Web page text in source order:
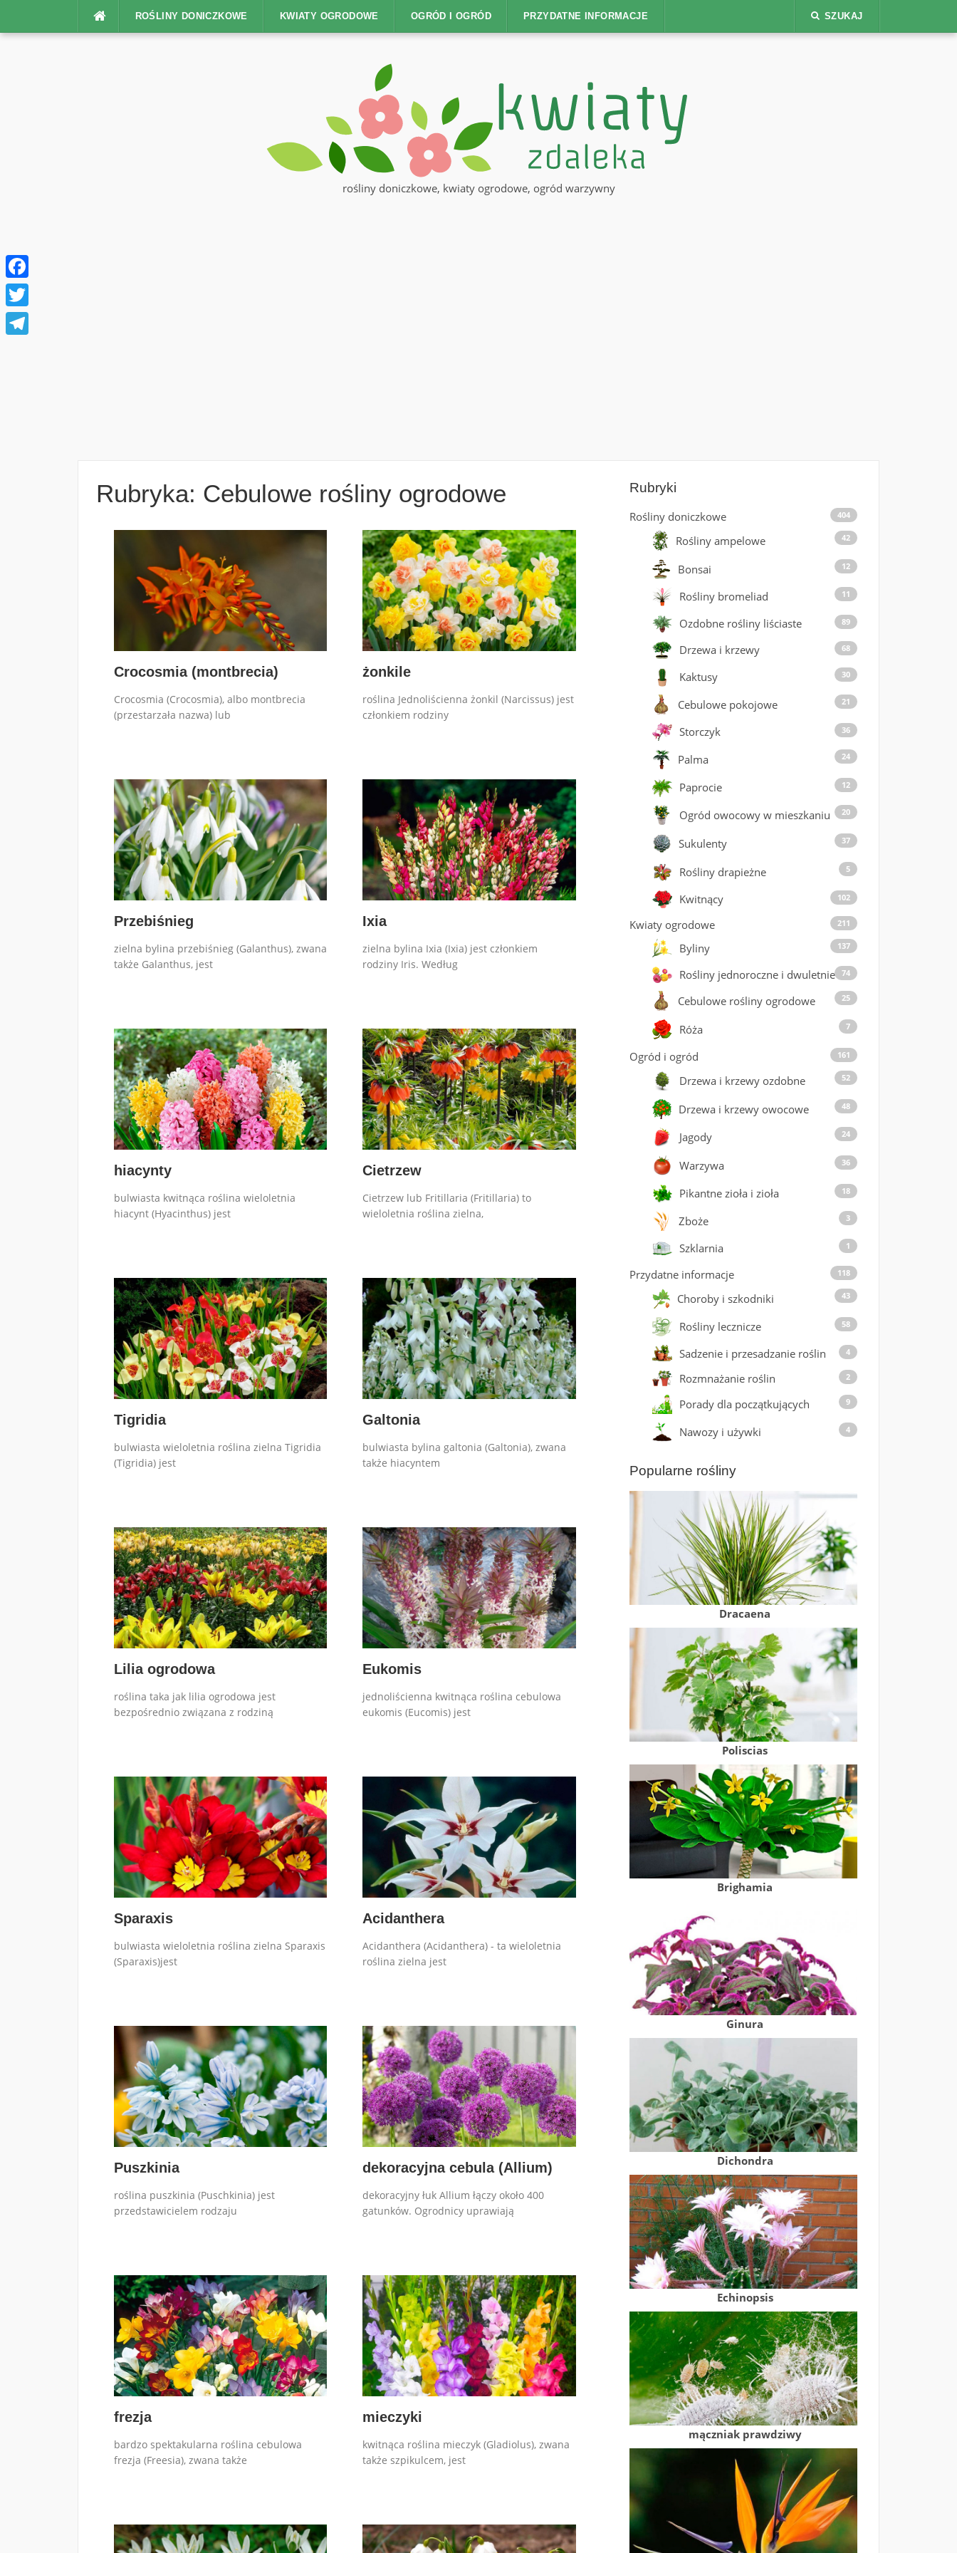
ROŚLINY DONICZKOWE KWIATY OGRODOWE OGRÓD I OGRÓD PRZYDATNE INFORMACJE SZUKAJ
rośliny doniczkowe, kwiaty ogrodowe, ogród warzywny
Rubryka: Cebulowe rośliny ogrodowe
Crocosmia (montbrecia)
Crocosmia (Crocosmia), albo montbrecia
(przestarzała nazwa) lub
żonkile
roślina Jednoliścienna żonkil (Narcissus) jest
członkiem rodziny
Przebiśnieg
zielna bylina przebiśnieg (Galanthus), zwana
także Galanthus, jest
Ixia
zielna bylina Ixia (Ixia) jest członkiem
rodziny Iris. Według
hiacynty
bulwiasta kwitnąca roślina wieloletnia
hiacynt (Hyacinthus) jest
Cietrzew
Cietrzew lub Fritillaria (Fritillaria) to
wieloletnia roślina zielna,
Tigridia
bulwiasta wieloletnia roślina zielna Tigridia
(Tigridia) jest
Galtonia
bulwiasta bylina galtonia (Galtonia), zwana
także hiacyntem
Lilia ogrodowa
roślina taka jak lilia ogrodowa jest
bezpośrednio związana z rodziną
Eukomis
jednoliścienna kwitnąca roślina cebulowa
eukomis (Eucomis) jest
Sparaxis
bulwiasta wieloletnia roślina zielna Sparaxis
(Sparaxis)jest
Acidanthera
Acidanthera (Acidanthera) - ta wieloletnia
roślina zielna jest
Puszkinia
roślina puszkinia (Puschkinia) jest
przedstawicielem rodzaju
dekoracyjna cebula (Allium)
dekoracyjny łuk Allium łączy około 400
gatunków. Ogrodnicy uprawiają
frezja
bardzo spektakularna roślina cebulowa
frezja (Freesia), zwana także
mieczyki
kwitnąca roślina mieczyk (Gladiolus), zwana
także szpikulcem, jest
Rubryki
Rośliny doniczkowe 404
Rośliny ampelowe 42
Bonsai 12
Rośliny bromeliad 11
Ozdobne rośliny liściaste 89
Drzewa i krzewy 68
Kaktusy 30
Cebulowe pokojowe 21
Storczyk 36
Palma 24
Paprocie 12
Ogród owocowy w mieszkaniu 20
Sukulenty 37
Rośliny drapieżne 5
Kwitnący 102
Kwiaty ogrodowe 211
Byliny 137
Rośliny jednoroczne i dwuletnie 74
Cebulowe rośliny ogrodowe 25
Róża 7
Ogród i ogród 161
Drzewa i krzewy ozdobne 52
Drzewa i krzewy owocowe 48
Jagody 24
Warzywa 36
Pikantne zioła i zioła 18
Zboże 3
Szklarnia 1
Przydatne informacje 118
Choroby i szkodniki 43
Rośliny lecznicze 58
Sadzenie i przesadzanie roślin 4
Rozmnażanie roślin 2
Porady dla początkujących 9
Nawozy i używki 4
Popularne rośliny
Dracaena
Poliscias
Brighamia
Ginura
Dichondra
Echinopsis
mączniak prawdziwy
Facebook
Twitter